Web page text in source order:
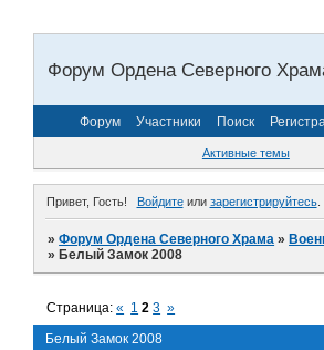
Форум Ордена Северного
Форум Участники Поиск
Активные темы
Привет, Гость! Войдитеили зарегистрируйтесь.
»Форум Ордена Северного Храма »
»Белый Замок 2008
Белый Замок 2008
Страница:« 1 2 3 »